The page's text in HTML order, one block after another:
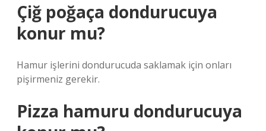
Çiğ poğaça dondurucuya
konur mu?
Hamur işlerini dondurucuda saklamak için onları
pişirmeniz gerekir.
Pizza hamuru dondurucuya